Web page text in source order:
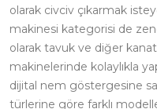
olarak civciv çıkarmak
makinesi kategorisi de
olarak tavuk ve diğer
makinelerinde kolaylıkla
dijital nem göstergesine
türlerine göre farklı